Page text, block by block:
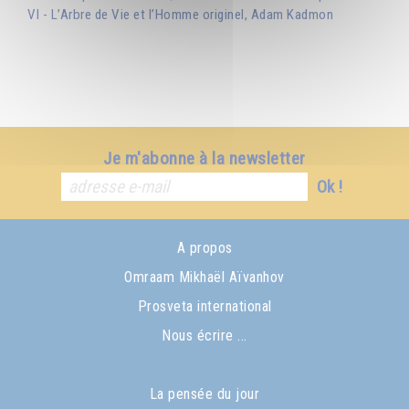
VI - L’Arbre de Vie et l’Homme originel, Adam Kadmon
Je m'abonne à la newsletter
Ok !
A propos
Omraam Mikhaël Aïvanhov
Prosveta international
Nous écrire ...
La pensée du jour